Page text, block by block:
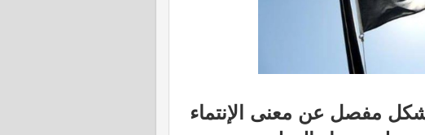
مفصل عن معنى الإنتماء